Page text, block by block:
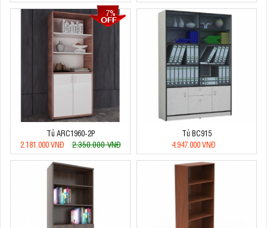
7%
Tủ ARC1960-2P
2.181.000 VNĐ
2.350.000 VNĐ
Tủ BC915
4.947.000 VNĐ